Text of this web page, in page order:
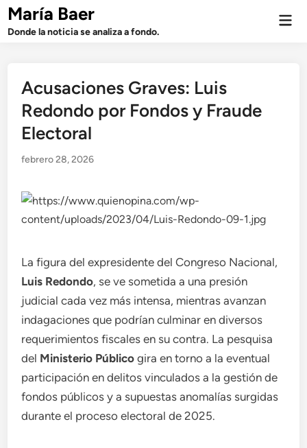
Saltar
contenido
María Baer
Donde la noticia se analiza a fondo.
Acusaciones Graves: Luis
Redondo por Fondos y Fraude
Electoral
febrero 28, 2026
La figura del expresidente del Congreso Nacional,
Luis Redondo, se ve sometida a una presión
judicial cada vez más intensa, mientras avanzan
indagaciones que podrían culminar en diversos
requerimientos fiscales en su contra. La pesquisa
del Ministerio Público gira en torno a la eventual
participación en delitos vinculados a la gestión de
fondos públicos y a supuestas anomalías surgidas
durante el proceso electoral de 2025.